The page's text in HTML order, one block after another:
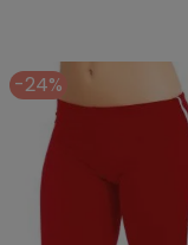
-24%